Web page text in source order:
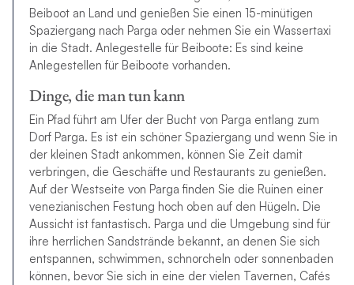
Beiboot an Land und genießen Sie einen 15-minütigen
Spaziergang nach Parga oder nehmen Sie ein Wassertaxi
in die Stadt. Anlegestelle für Beiboote: Es sind keine
Anlegestellen für Beiboote vorhanden.
Dinge, die man tun kann
Ein Pfad führt am Ufer der Bucht von Parga entlang zum
Dorf Parga. Es ist ein schöner Spaziergang und wenn Sie in
der kleinen Stadt ankommen, können Sie Zeit damit
verbringen, die Geschäfte und Restaurants zu genießen.
Auf der Westseite von Parga finden Sie die Ruinen einer
venezianischen Festung hoch oben auf den Hügeln. Die
Aussicht ist fantastisch. Parga und die Umgebung sind für
ihre herrlichen Sandstrände bekannt, an denen Sie sich
entspannen, schwimmen, schnorcheln oder sonnenbaden
können, bevor Sie sich in eine der vielen Tavernen, Cafés